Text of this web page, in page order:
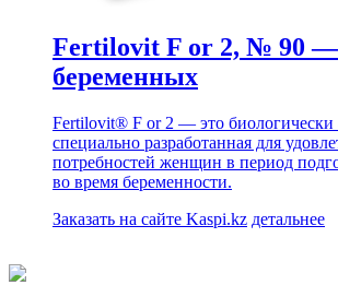
Fertilovit F or 2, № 90 —
беременных
Fertilovit® F or 2 — это биологически
специально разработанная для
потребностей женщин в период
во время беременности.
Заказать на сайте Kaspi.kz детальнее